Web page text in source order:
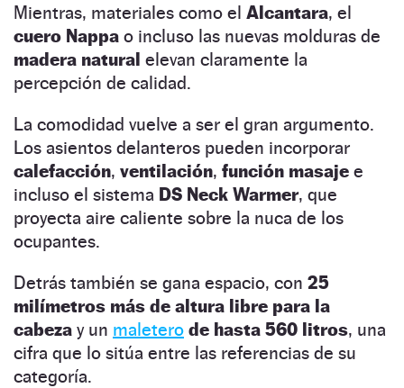
Mientras, materiales como el Alcantara, el
cuero Nappa o incluso las nuevas molduras de
madera natural elevan claramente la
percepción de calidad.
La comodidad vuelve a ser el gran argumento.
Los asientos delanteros pueden incorporar
calefacción, ventilación, función masaje e
incluso el sistema DS Neck Warmer, que
proyecta aire caliente sobre la nuca de los
ocupantes.
Detrás también se gana espacio, con 25
milímetros más de altura libre para la
cabeza y un maletero de hasta 560 litros, una
cifra que lo sitúa entre las referencias de su
categoría.